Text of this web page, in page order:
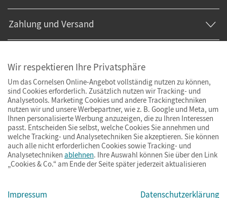
Zahlung und Versand
© Cornelsen Verlag 2026
ImpressumAGBDatenschutzBarrierefreiheitCookies & Co.
Wir respektieren Ihre Privatsphäre
Um das Cornelsen Online-Angebot vollständig nutzen zu können,
sind Cookies erforderlich. Zusätzlich nutzen wir Tracking- und
Analysetools. Marketing Cookies und andere Trackingtechniken
nutzen wir und unsere Werbepartner, wie z. B. Google und Meta, um
Ihnen personalisierte Werbung anzuzeigen, die zu Ihren Interessen
passt. Entscheiden Sie selbst, welche Cookies Sie annehmen und
welche Tracking- und Analysetechniken Sie akzeptieren. Sie können
auch alle nicht erforderlichen Cookies sowie Tracking- und
Analysetechniken ablehnen. Ihre Auswahl können Sie über den Link
„Cookies & Co.“ am Ende der Seite später jederzeit aktualisieren
Impressum Datenschutzerklärung